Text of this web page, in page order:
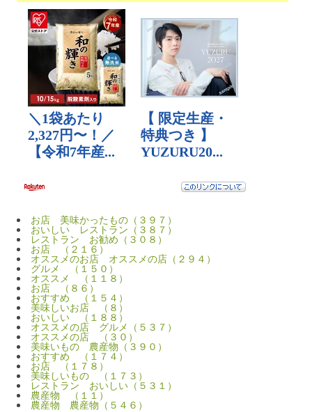
お店 美味かったもの（３９７）
おいしい レストラン（３８７）
レストラン お勧め（３０８）
お店 （２１６）
オススメのお店 オススメの店（２９４）
グルメ （１５０）
オススメ （１１８）
お店 （８６）
おすすめ （１５４）
美味しいお店 （８）
おいしい （１８８）
オススメの店 グルメ（５３７）
オススメの店 （３０）
美味いもの 農産物（３９０）
おすすめ （１７４）
お店 （１７８）
美味しいもの （１７３）
レストラン おいしい（５３１）
農産物 （１１）
農産物 農産物（５４６）